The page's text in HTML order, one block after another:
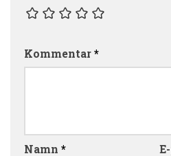
Kommentar*
Namn *